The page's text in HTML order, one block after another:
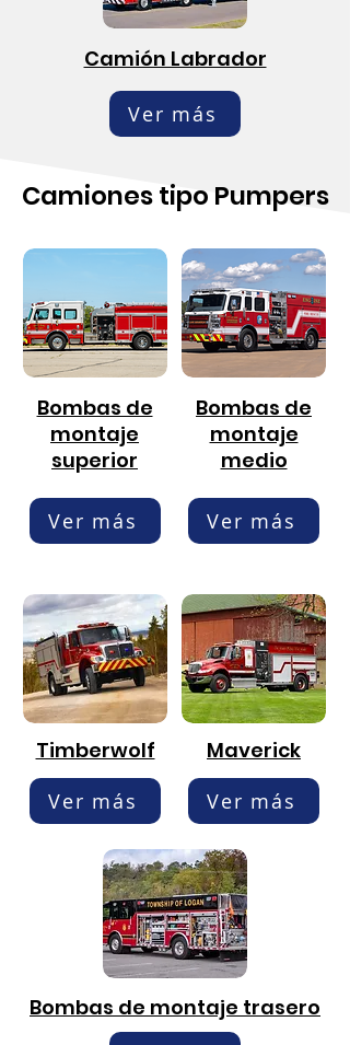
Camión Labrador
Ver más
Camiones tipo Pumpers
Bombas de
montaje
superior
Bombas de
montaje
medio
Ver más Ver más
Timberwolf
Ver más
Maverick
Ver más
Bombas de montaje trasero